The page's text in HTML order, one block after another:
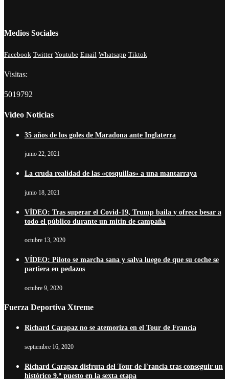
Medios Sociales
Facebook Twitter Youtube Email Whatsapp Tiktok
Visitas:
5019792
Video Noticias
35 años de los goles de Maradona ante Inglaterra
junio 22, 2021
La cruda realidad de las «cosquillas» a una mantarraya
junio 18, 2021
VÍDEO: Tras superar el Covid-19, Trump baila y ofrece besar a
todo el público durante un mitin de campaña
octubre 13, 2020
VÍDEO: Piloto se marcha sana y salva luego de que su coche se
partiera en pedazos
octubre 9, 2020
Fuerza Deportiva Xtreme
Richard Carapaz no se atemoriza en el Tour de Francia
septiembre 16, 2020
Richard Carapaz disfruta del Tour de Francia tras conseguir un
histórico 9.º puesto en la sexta etapa